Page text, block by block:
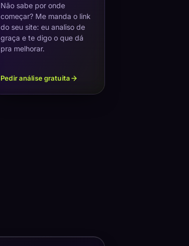
Não sabe por onde
começar? Me manda o link
do seu site: eu analiso de
graça e te digo o que dá
pra melhorar.
Pedir análise gratuita